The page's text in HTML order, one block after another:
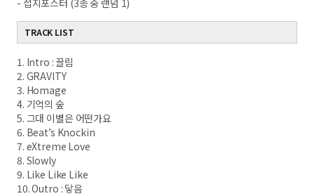
- 접지포스터 (3종 중 랜덤 1)
TRACK LIST
1. Intro : 끌림
2. GRAVITY
3. Homage
4. 기억의 숲
5. 그대 이별은 어떤가요
6. Beat’s Knockin
7. eXtreme Love
8. Slowly
9. Like Like Like
10. Outro : 닿음